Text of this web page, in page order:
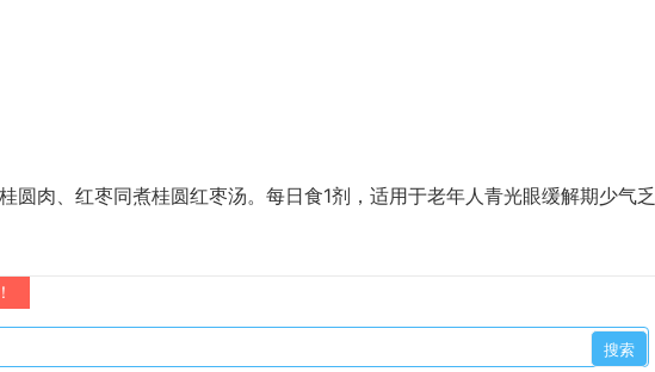
肉、红枣同煮桂圆红枣汤。每日食1剂，适用于老年人青光眼缓解期少气乏